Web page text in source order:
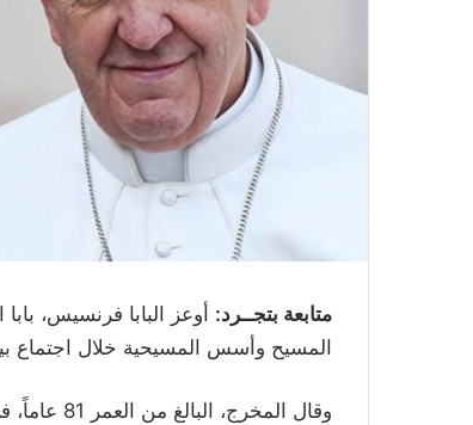
متابعة بتجــرد: أوعز البابا فرنسيس،
المسيح وأسس المسيحية خلال اجتماع
وقال